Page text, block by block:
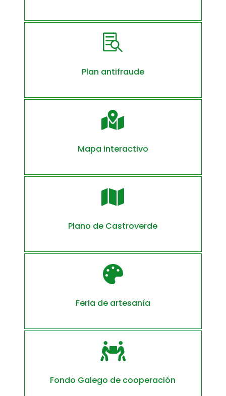

Plan antifraude

Mapa interactivo

Plano de Castroverde

Feria de artesanía

Fondo Galego de cooperación